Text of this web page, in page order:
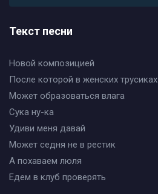
Текст песни
Новой композицией
После которой в женских трусиках
Может образоваться влага
Сука ну-ка
Удиви меня давай
Может седня не в рестик
А похаваем люля
Едем в клуб проверять